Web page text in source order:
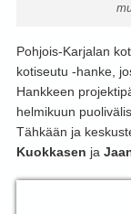
Pohjois-Karjalan
kotiseutu -hanke,
Hankkeen
helmikuun
Tähkään ja
Kuokkasen ja